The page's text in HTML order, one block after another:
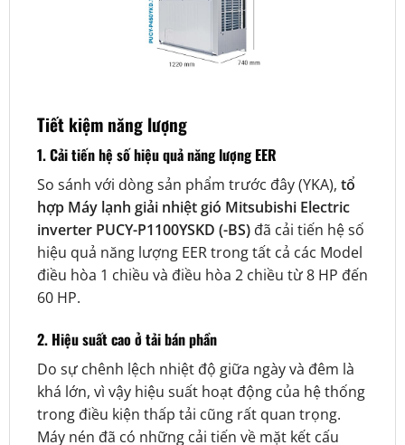
Tiết kiệm năng lượng
1. Cải tiến hệ số hiệu quả năng lượng EER
So sánh với dòng sản phẩm trước đây (YKA), tổ
hợp Máy lạnh giải nhiệt gió Mitsubishi Electric
inverter PUCY-P1100YSKD (-BS)đã cải tiến hệ số
hiệu quả năng lượng EER trong tất cả các Model
điều hòa 1 chiều và điều hòa 2 chiều từ 8 HP đến
60 HP.
2. Hiệu suất cao ở tải bán phần
Do sự chênh lệch nhiệt độ giữa ngày và đêm là
khá lớn, vì vậy hiệu suất hoạt động của hệ thống
trong điều kiện thấp tải cũng rất quan trọng.
Máy nén đã có những cải tiến về mặt kết cấu